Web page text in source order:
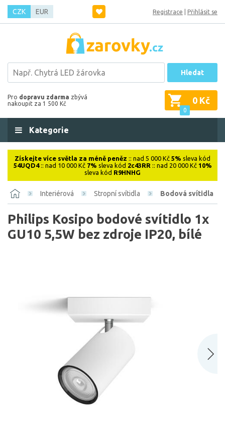
CZK EUR Registrace Přihlásit se
Hledat
Pro dopravu zdarma zbývá
nakoupit za 1 500 Kč
0
0 Kč
Kategorie
Získejte více světla za méně peněz :: nad 5 000 Kč 5% sleva kód
54UQD4:: nad 10 000 Kč 7% sleva kód 2c43RR :: nad 20 000 Kč 10%
sleva kód R9HNHG
Interiérová Stropní svítidla Bodová svítidla
Philips Kosipo bodové svítidlo 1x
GU10 5,5W bez zdroje IP20, bílé